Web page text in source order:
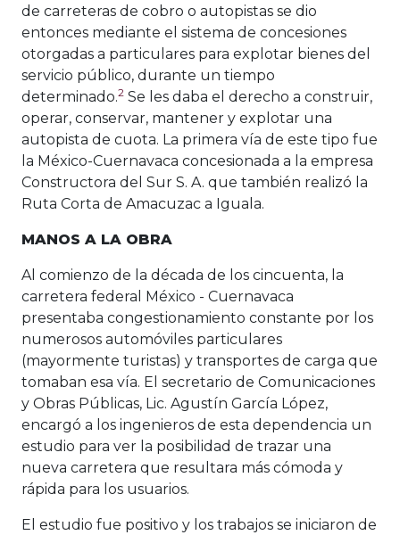
de carreteras de cobro o autopistas se dio
entonces mediante el sistema de concesiones
otorgadas a particulares para explotar bienes del
servicio público, durante un tiempo
determinado.2 Se les daba el derecho a construir,
operar, conservar, mantener y explotar una
autopista de cuota. La primera vía de este tipo fue
la México-Cuernavaca concesionada a la empresa
Constructora del Sur S. A. que también realizó la
Ruta Corta de Amacuzac a Iguala.
MANOS A LA OBRA
Al comienzo de la década de los cincuenta, la
carretera federal México - Cuernavaca
presentaba congestionamiento constante por los
numerosos automóviles particulares
(mayormente turistas) y transportes de carga que
tomaban esa vía. El secretario de Comunicaciones
y Obras Públicas, Lic. Agustín García López,
encargó a los ingenieros de esta dependencia un
estudio para ver la posibilidad de trazar una
nueva carretera que resultara más cómoda y
rápida para los usuarios.
El estudio fue positivo y los trabajos se iniciaron de